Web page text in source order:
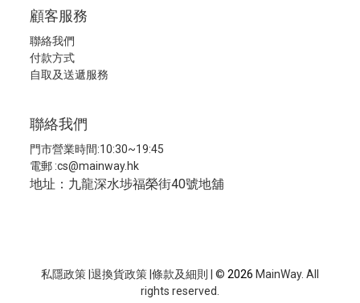
顧客服務
聯絡我們
付款方式
自取及送遞服務
聯絡我們
門市營業時間:10:30~19:45
電郵 :cs@mainway.hk
地址：九龍深水埗福榮街40號地舖
私隱政策 退換貨政策 條款及細則 | © 2026 MainWay. All
rights reserved.